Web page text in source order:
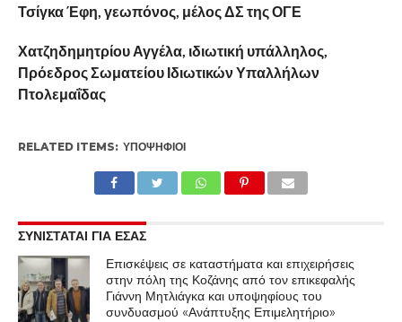
Τσίγκα Έφη, γεωπόνος, μέλος ΔΣ της ΟΓΕ
Χατζηδημητρίου Αγγέλα, ιδιωτική υπάλληλος,
Πρόεδρος Σωματείου Ιδιωτικών Υπαλλήλων
Πτολεμαΐδας
RELATED ITEMS: ΥΠΟΨΉΦΙΟΙ
ΣΥΝΙΣΤΑΤΑΙ ΓΙΑ ΕΣΑΣ
Επισκέψεις σε καταστήματα και επιχειρήσεις
στην πόλη της Κοζάνης από τον επικεφαλής
Γιάννη Μητλιάγκα και υποψηφίους του
συνδυασμού «Ανάπτυξης Επιμελητήριο»